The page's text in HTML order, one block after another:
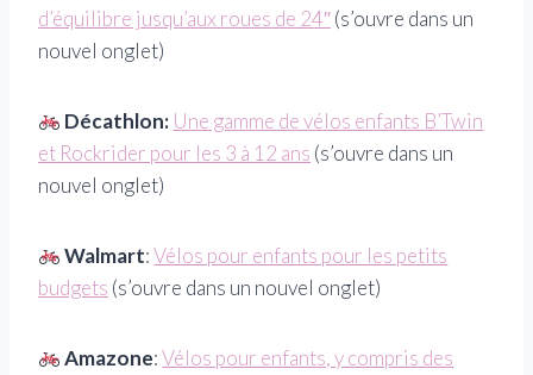
d’équilibre jusqu’aux roues de 24″(s’ouvre dans un
nouvel onglet)
Décathlon: Une gamme de vélos enfants B’Twin
et Rockrider pour les 3 à 12 ans (s’ouvre dans un
nouvel onglet)
Walmart:Vélos pour enfants pour les petits
budgets (s’ouvre dans un nouvel onglet)
Amazone:Vélos pour enfants, y compris des